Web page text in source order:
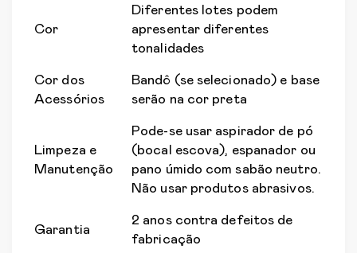
Cor
Diferentes lotes podem
apresentar diferentes
tonalidades
Cor dos
Acessórios
Bandô (se selecionado) e base
serão na cor preta
Limpeza e
Manutenção
Pode-se usar aspirador de pó
(bocal escova), espanador ou
pano úmido com sabão neutro.
Não usar produtos abrasivos.
Garantia
2 anos contra defeitos de
fabricação